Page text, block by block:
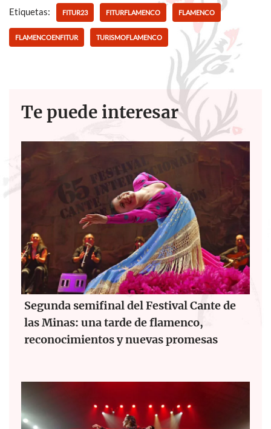
b
o
o
er s
A
p
Etiquetas: FITUR23 FITURFLAMENCO FLAMENCO
FLAMENCOENFITUR TURISMOFLAMENCO
Te puede interesar
Segunda semifinal del Festival Cante de
las Minas: una tarde de flamenco,
reconocimientos y nuevas promesas